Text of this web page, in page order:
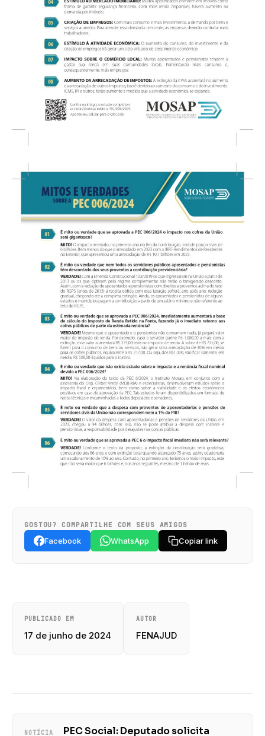
GOSTOU? COMPARTILHE COM SEUS AMIGOS
Facebook WhatsApp Copiar link
PUBLICADO EM
17 de junho de 2024
AUTOR
FENAJUD
NOTÍCIA PEC Social: Deputado solicita